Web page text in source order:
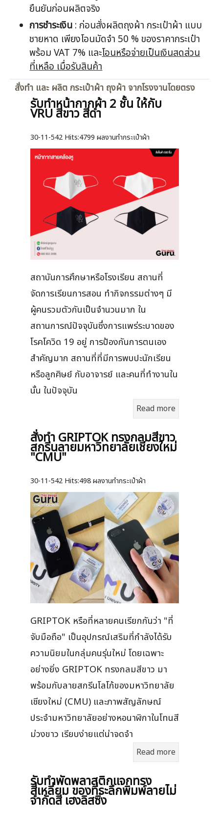
ยืนยันก่อนผลิตจริง
การชำระเงิน : ก่อนสั่งผลิตถุงผ้า กระเป๋าผ้า แบบ
ชายหาด เพียงโอนมัดจำ 50 % ของราคากระเป๋า
พร้อม VAT 7% และโอนหรือจ่ายเป็นเงินสดส่วน
ที่เหลือ เมื่อรับสินค้า
สั่งทำ และ ผลิต กระเป๋าผ้า ถุงผ้า จากโรงงานโดยตรง
รับทำหน้ากากผ้า 2 ชั้น ให้กับ
VRU สีขาว สีดำ
30-11-542 Hits:4799 ผลงานทำกระเป๋าผ้า
สถาบันการศึกษาหรือโรงเรียน สถานที่
จัดการเรียนการสอน ทำกิจกรรมต่างๆ มี
ผู้คนรวมตัวกันเป็นจำนวนมาก ใน
สถานการณ์ปัจจุบันซึ่งการแพร่ระบาดของ
โรคโควิด 19 อยู่ การป้องกันการตนเอง
สำคัญมาก สถานที่ที่มีการพบปะนักเรียน
หรือลูกศิษย์ กับอาจารย์ และคนที่ทำงานใน
นั้น ในปัจจุบัน
Read more
สั่งทำ GRIPTOK ทรงกลมสีขาว
สกรีนลายมหาวิทยาลัยเชียงใหม่
"CMU"
30-11-542 Hits:498 ผลงานทำกระเป๋าผ้า
GRIPTOK หรือที่หลายคนเรียกกันว่า "ที่
จับมือถือ" เป็นอุปกรณ์เสริมที่กำลังได้รับ
ความนิยมในกลุ่มคนรุ่นใหม่ โดยเฉพาะ
อย่างยิ่ง GRIPTOK ทรงกลมสีขาว มา
พร้อมกับลายสกรีนโลโก้ของมหาวิทยาลัย
เชียงใหม่ (CMU) และภาพสัญลักษณ์
ประจำมหาวิทยาลัยอย่างหอนาฬิกาในโทนสี
ม่วงขาว เรียบง่ายแต่น่าจดจำ
Read more
รับทำพัดพลาสติกแจกทรง
สี่เหลี่ยม ของที่ระลึกพิมพ์ลายไม่
จำกัดสี เฮงลิสซิ่ง